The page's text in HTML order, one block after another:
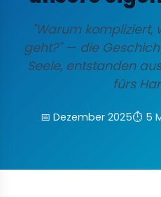
"Warum
geht?" — die
Seele, entstanden
fürs
📅 Dezember 2025⏱️ 5